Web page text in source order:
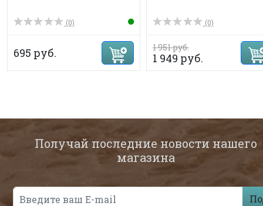
(0)
695 руб.
(0)
1 951 руб.
1 949 руб.
Получай последние новости нашего
магазина